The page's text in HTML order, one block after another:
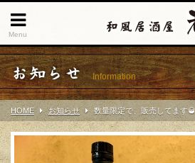
Menu
お知らせ Information
HOME お知らせ 数量限定で、販売してます🥃